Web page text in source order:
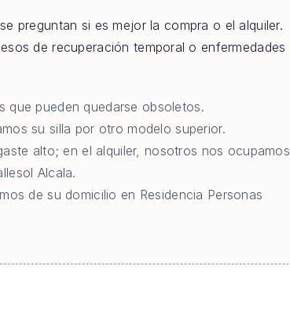
se preguntan si es mejor la compra o el alquiler.
de recuperación temporal o enfermedades
que pueden quedarse obsoletos.
su silla por otro modelo superior.
alto; en el alquiler, nosotros nos ocupamos
Alcala.
de su domicilio en Residencia Personas